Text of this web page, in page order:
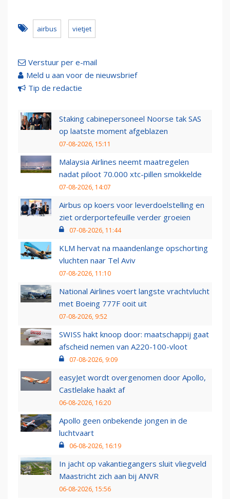
airbus vietjet
Verstuur per e-mail
Meld u aan voor de nieuwsbrief
Tip de redactie
Staking cabinepersoneel Noorse tak SAS
op laatste moment afgeblazen
07-08-2026, 15:11
Malaysia Airlines neemt maatregelen
nadat piloot 70.000 xtc-pillen smokkelde
07-08-2026, 14:07
Airbus op koers voor leverdoelstelling en
ziet orderportefeuille verder groeien
07-08-2026, 11:44
KLM hervat na maandenlange opschorting
vluchten naar Tel Aviv
07-08-2026, 11:10
National Airlines voert langste vrachtvlucht
met Boeing 777F ooit uit
07-08-2026, 9:52
SWISS hakt knoop door: maatschappij gaat
afscheid nemen van A220-100-vloot
07-08-2026, 9:09
easyJet wordt overgenomen door Apollo,
Castlelake haakt af
06-08-2026, 16:20
Apollo geen onbekende jongen in de
luchtvaart
06-08-2026, 16:19
In jacht op vakantiegangers sluit vliegveld
Maastricht zich aan bij ANVR
06-08-2026, 15:56